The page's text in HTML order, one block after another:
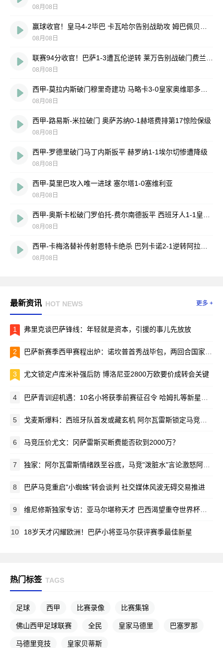
08月08日
08月08日
08月08日
08月08日
西甲-路易斯-米拉破门 奥萨苏纳0-1赫塔费排第17惊险保级
08月08日
西甲-罗德里破门马丁内斯扳平 赫罗纳1-1埃尔切惨遭降级
08月08日
西甲-莫里巴攻入唯一进球 塞尔塔1-0塞维利亚
08月08日
08月08日
08月08日
最新资讯 HOT NEWS 更多 +
1 弗里克谈巴萨锋线：年轻就是资本，引援的事儿先放放
2 巴萨新赛季西甲赛程出炉：诺坎普首秀战毕包，两回合国家德比引爆焦点
3 尤文锁定卢库米补强后防 博洛尼亚2800万欧要价成转会关键
4 巴萨青训迎机遇：10名小将获季前赛征召令 哈姆扎等新星在列
5 戈麦斯爆料：西班牙队首发或藏玄机 阿尔瓦雷斯锁定马竞新赛季蓝图
6 马竞压价尤文：冈萨雷斯买断费能否砍到2000万？
7 独家：阿尔瓦雷斯情绪跌至谷底，马竞"泼脏水"言论激怒阿根廷新星
8 巴萨马竞重启"小蜘蛛"转会谈判 社交媒体风波无碍交易推进
9 维尼修斯独家专访：亚马尔堪称天才 巴西渴望重夺世界杯荣耀
10 18岁天才闪耀欧洲！巴萨小将亚马尔获评赛季最佳新星
热门标签 TAGS
足球 西甲 比赛录像 比赛集锦
佛山西甲足球联赛 全民 皇家马德里 巴塞罗那
马德里竞技 皇家贝蒂斯